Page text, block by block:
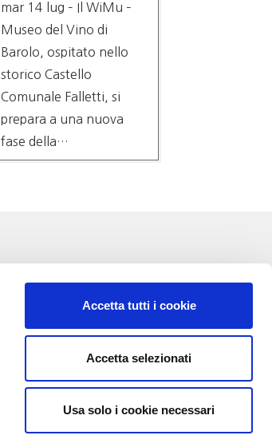
Accetta tutti i cookie
Accetta selezionati
Usa solo i cookie necessari
mar 14 lug – Il WiMu –
Museo del Vino di
Barolo, ospitato nello
storico Castello
Comunale Falletti, si
prepara a una nuova
fase della…